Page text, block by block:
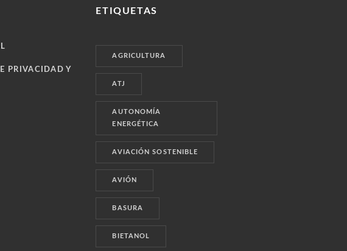
PRIVACIDAD Y
ETIQUETAS
AGRICULTURA
ATJ
AUTONOMÍA
ENERGÉTICA
AVIACIÓN SOSTENIBLE
AVIÓN
BASURA
BIETANOL